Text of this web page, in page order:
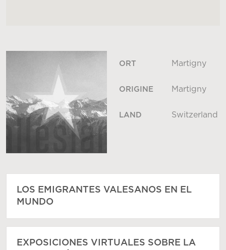
ORT Martigny
ORIGINE Martigny
LAND Switzerland
LOS EMIGRANTES VALESANOS EN EL
MUNDO
EXPOSICIONES VIRTUALES SOBRE LA